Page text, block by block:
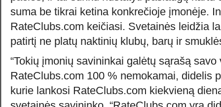
suma be tikrai ketina konkrečioje įmonėje.
RateClubs.com keičiasi. Svetainės leidžia
patirtį ne platų naktinių klubų, barų ir
“Tokių įmonių savininkai galėtų sąrašą savo
RateClubs.com 100 % nemokamai, didelis
kurie lankosi RateClubs.com kiekvieną